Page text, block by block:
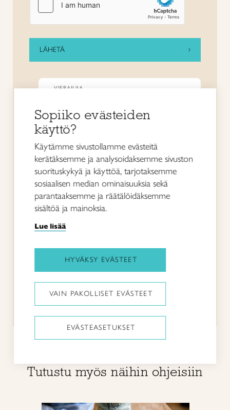
VIERAILIJA
että joskus saa selkeän, tarpeeksi
helpon ohjeen.
VIERAILIJA
Arvostan perinnekäsitöitä. Hienoa,
että joskus saa selkeän, tarpeeksi
helpon ohjeen.
VIERAILIJA
Selkeä ja helppo ohje, kiitos
Ohjeessa voisi olla selkeämmin
esimerkiksi millainen nauhapirta
tarvitaan.
Tutustu myös näihin ohjeisiin
Sopiiko evästeiden
käyttö?
Käytämme sivustollamme evästeitä
kerätäksemme ja analysoidaksemme sivuston
suorituskykyä ja käyttöä, tarjotaksemme
sosiaalisen median ominaisuuksia sekä
parantaaksemme ja räätälöidäksemme
sisältöä ja mainoksia.
Lue lisää
HYVÄKSY EVÄSTEET
VAIN PAKOLLISET EVÄSTEET
EVÄSTEASETUKSET